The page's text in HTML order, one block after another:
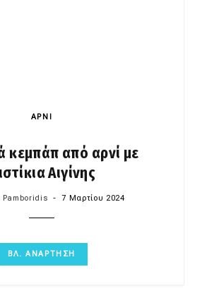
ΑΡΝΙ
κεμπάπ από αρνί με
Αιγίνης
7 Μαρτίου 2024
ΒΛ. ΑΝΑΡΤΗΣΗ